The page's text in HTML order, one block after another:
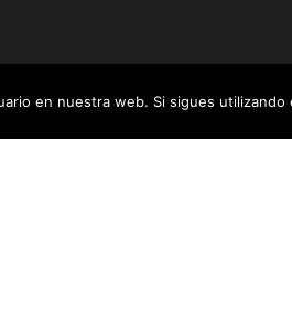
en nuestra web. Si sigues